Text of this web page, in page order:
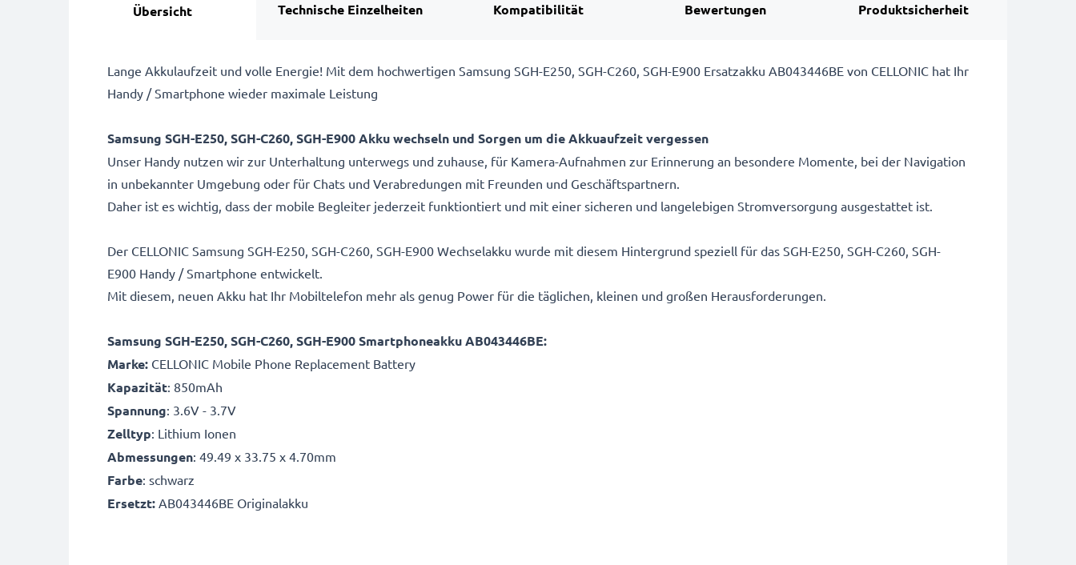
Übersicht Technische Einzelheiten Kompatibilität Bewertungen Produktsicherheit
Lange Akkulaufzeit und volle Energie! Mit dem hochwertigen Samsung SGH-E250, SGH-C260, SGH-E900 Ersatzakku AB043446BE von CELLONIC hat Ihr
Handy / Smartphone wieder maximale Leistung
Samsung SGH-E250, SGH-C260, SGH-E900 Akku wechseln und Sorgen um die Akkuaufzeit vergessen
Unser Handy nutzen wir zur Unterhaltung unterwegs und zuhause, für Kamera-Aufnahmen zur Erinnerung an besondere Momente, bei der Navigation
in unbekannter Umgebung oder für Chats und Verabredungen mit Freunden und Geschäftspartnern.
Daher ist es wichtig, dass der mobile Begleiter jederzeit funktiontiert und mit einer sicheren und langelebigen Stromversorgung ausgestattet ist.
Der CELLONIC Samsung SGH-E250, SGH-C260, SGH-E900 Wechselakku wurde mit diesem Hintergrund speziell für das SGH-E250, SGH-C260, SGH-
E900 Handy / Smartphone entwickelt.
Mit diesem, neuen Akku hat Ihr Mobiltelefon mehr als genug Power für die täglichen, kleinen und großen Herausforderungen.
Samsung SGH-E250, SGH-C260, SGH-E900 Smartphoneakku AB043446BE:
Marke: CELLONIC Mobile Phone Replacement Battery
Kapazität: 850mAh
Spannung: 3.6V - 3.7V
Zelltyp: Lithium Ionen
Abmessungen: 49.49 x 33.75 x 4.70mm
Farbe: schwarz
Ersetzt: AB043446BE Originalakku